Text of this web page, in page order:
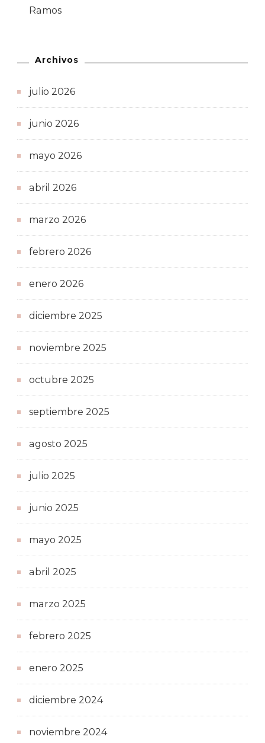
Ramos
Archivos
julio 2026
junio 2026
mayo 2026
abril 2026
marzo 2026
febrero 2026
enero 2026
diciembre 2025
noviembre 2025
octubre 2025
septiembre 2025
agosto 2025
julio 2025
junio 2025
mayo 2025
abril 2025
marzo 2025
febrero 2025
enero 2025
diciembre 2024
noviembre 2024